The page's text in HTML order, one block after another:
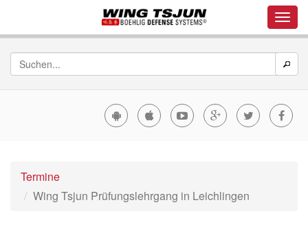
Termine
Wing Tsjun Prüfungslehrgang in Leichlingen